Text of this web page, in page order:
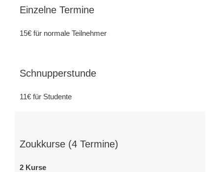
Einzelne Termine
15€ für normale Teilnehmer
Schnupperstunde
11€ für Studente
Zoukkurse (4 Termine)
2 Kurse